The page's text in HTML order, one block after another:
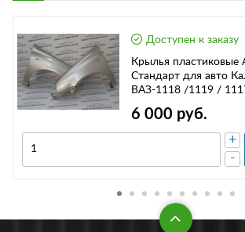
Доступен к заказу
Крылья пластиковые
Стандарт для авто
ВАЗ-1118 /1119 /
6 000 руб.
-
+